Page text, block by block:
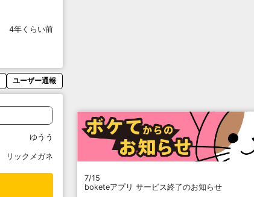
4年くらい前
ユーザー通報
ゆうう
リックメガネ
7/15
boketeアプリ サービス終了のお知らせ